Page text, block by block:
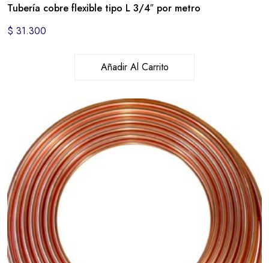
Tubería cobre flexible tipo L 3/4″ por metro
$ 31.300
Añadir Al Carrito